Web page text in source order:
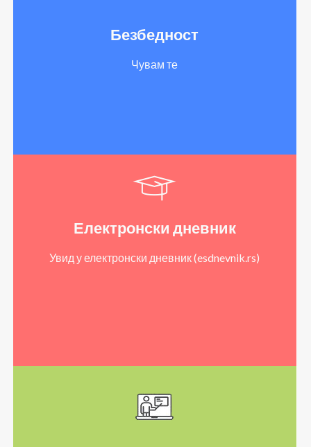
Безбедност
Чувам те
Електронски дневник
Увид у електронски дневник (esdnevnik.rs)